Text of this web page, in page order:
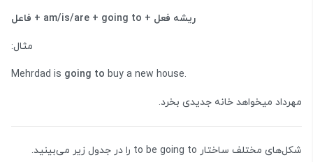
فاعل + am/is/are + going to + ریشه فعل
:مثال
Mehrdad is going to buy a new house.
مهرداد میخواهد خانه جدیدی بخرد.
شکل‌های مختلف ساختار to be going to را در جدول زیر می‌بینید.